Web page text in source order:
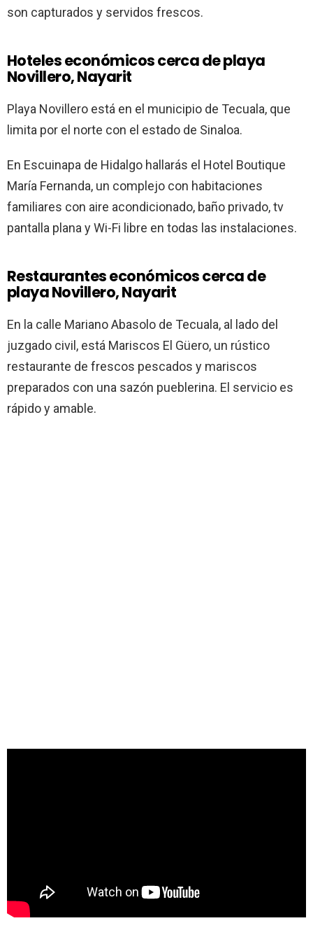
son capturados y servidos frescos.
Hoteles económicos cerca de playa
Novillero, Nayarit
Playa Novillero está en el municipio de Tecuala, que
limita por el norte con el estado de Sinaloa.
En Escuinapa de Hidalgo hallarás el Hotel Boutique
María Fernanda, un complejo con habitaciones
familiares con aire acondicionado, baño privado, tv
pantalla plana y Wi-Fi libre en todas las instalaciones.
Restaurantes económicos cerca de
playa Novillero, Nayarit
En la calle Mariano Abasolo de Tecuala, al lado del
juzgado civil, está Mariscos El Güero, un rústico
restaurante de frescos pescados y mariscos
preparados con una sazón pueblerina. El servicio es
rápido y amable.